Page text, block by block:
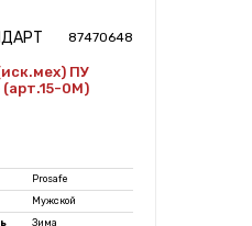
87470648
ПУ
(арт.15-0М)
Prosafe
Мужской
Зима